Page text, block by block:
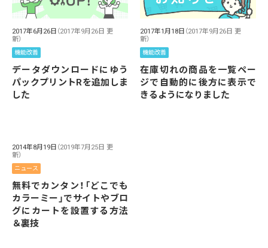
2017年6月26日 （2017年9月26日 更
新）
機能改善
データダウンロードにゆう
パックプリントRを追加しま
した
2017年1月18日 （2017年9月26日 更
新）
機能改善
在庫切れの商品を一覧ペー
ジで自動的に後方に表示で
きるようになりました
2014年8月19日 （2019年7月25日 更
新）
ニュース
無料でカンタン！「どこでも
カラーミー」でサイトやブロ
グにカートを設置する方法
＆裏技